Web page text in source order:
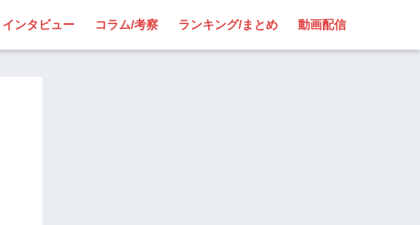
インタビュー コラム/考察 ランキング/まとめ 動画配信